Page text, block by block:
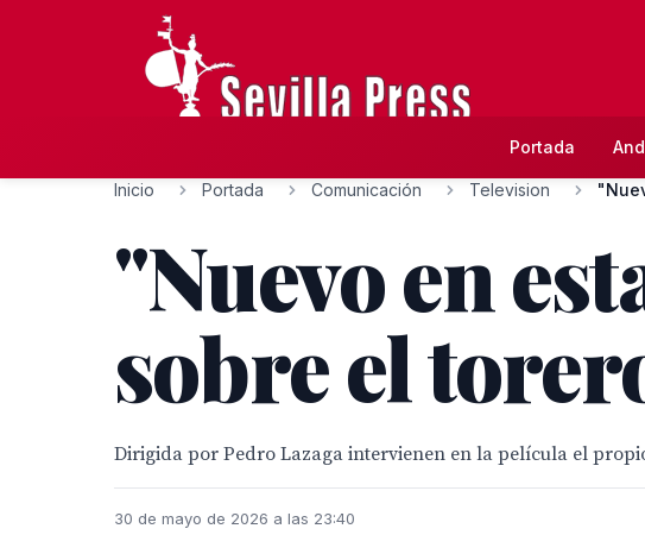
Portada
Inicio Portada Comunicación Television
"Nuevo en
sobre el
Dirigida por Pedro Lazaga intervienen en la película el
30 de mayo de 2026 a las 23:40